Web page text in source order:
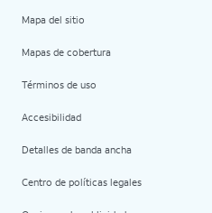
Mapa del sitio
Mapas de cobertura
Términos de uso
Accesibilidad
Detalles de banda ancha
Centro de políticas legales